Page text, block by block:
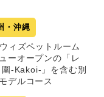
・沖縄
ィズペットルーム
ーオープンの「レ
-Kakoi-」を含む別
デルコース